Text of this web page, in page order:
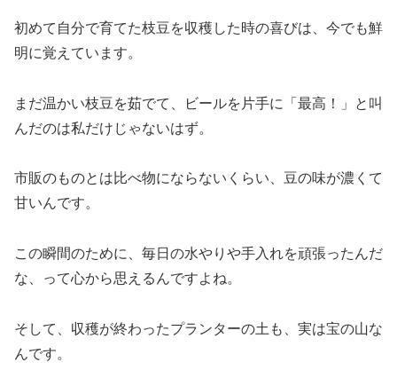
初めて自分で育てた枝豆を収穫した時の喜びは、今でも鮮
明に覚えています。
まだ温かい枝豆を茹でて、ビールを片手に「最高！」と叫
んだのは私だけじゃないはず。
市販のものとは比べ物にならないくらい、豆の味が濃くて
甘いんです。
この瞬間のために、毎日の水やりや手入れを頑張ったんだ
な、って心から思えるんですよね。
そして、収穫が終わったプランターの土も、実は宝の山な
んです。